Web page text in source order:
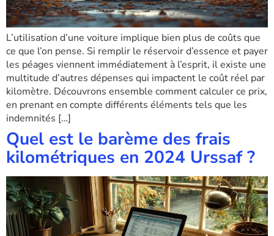
L’utilisation d’une voiture implique bien plus de coûts que
ce que l’on pense. Si remplir le réservoir d’essence et payer
les péages viennent immédiatement à l’esprit, il existe une
multitude d’autres dépenses qui impactent le coût réel par
kilomètre. Découvrons ensemble comment calculer ce prix,
en prenant en compte différents éléments tels que les
indemnités […]
Quel est le barème des frais
kilométriques en 2024 Urssaf ?